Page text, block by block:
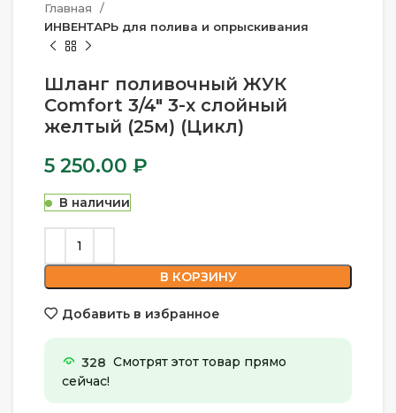
Главная
ИНВЕНТАРЬ для полива и опрыскивания
Шланг поливочный ЖУК
Comfort 3/4″ 3-х слойный
желтый (25м) (Цикл)
5 250.00 ₽
В наличии
В КОРЗИНУ
Добавить в избранное
328 Смотрят этот товар прямо
сейчас!